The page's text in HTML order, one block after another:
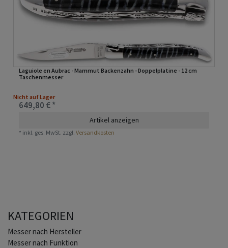
Laguiole en Aubrac - Mammut Backenzahn - Doppelplatine - 12 cm
Taschenmesser
Nicht auf Lager
649,80 € *
Artikel anzeigen
* inkl. ges. MwSt. zzgl.Versandkosten
KATEGORIEN
Home
Messer nach Hersteller
Messer nach Funktion